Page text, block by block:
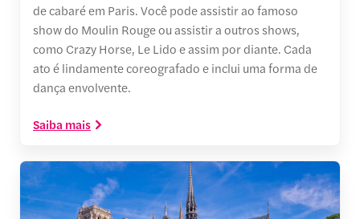
de cabaré em Paris. Você pode assistir ao famoso
show do Moulin Rouge ou assistir a outros shows,
como Crazy Horse, Le Lido e assim por diante. Cada
ato é lindamente coreografado e inclui uma forma de
dança envolvente.
Saiba mais